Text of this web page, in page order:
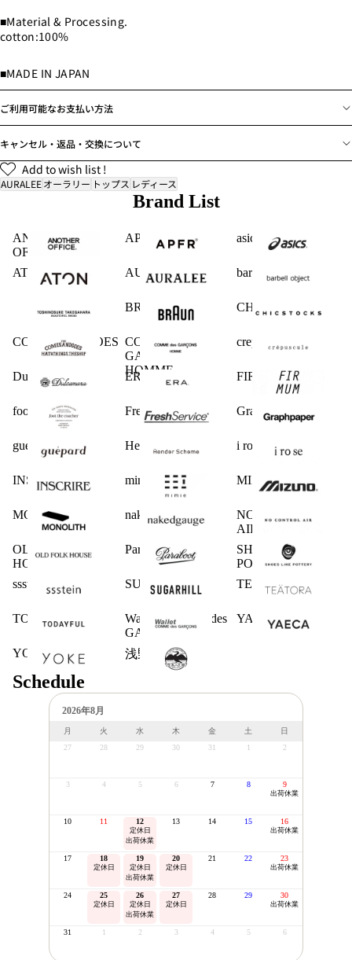
■Material & Processing.
cotton:100%
■MADE IN JAPAN
ご利用可能なお支払い方法
キャンセル・返品・交換について
Add to wish list !
AURALEEオーラリー トップス レディース
Brand List
ANOTHER
OFFICE
APFR asics
ATON AURALEE barbell object
BRAUN CHICSTOCKS
COMESANDGOES COMME des
GARCONS
HOMME
crepuscule
Dulcamara ERA. FIRMUM
foot the coacher FreshService Graphpaper
guepard Hender Scheme i ro se
INSCRIRE mimie MIZUNO
MONOLITH nakedgauge
NO CONTROL
AIR
OLD FOLK
HOUSE
Paraboot
SHOES LIKE
POTTERY
ssstein
SUGARHILL TEATORA
TODAYFUL
Wallet COMME des
GARCONS
YAECA
YOKE 浅野商店
Schedule
2026年8月
月 火 水 木 金 土
日
27
28 29 30 31 1 2
3 4 5 6 7 8 9
出荷休業
10 11 12
定休日
出荷休業
13 14 15 16
出荷休業
17 18
定休日
19
定休日
出荷休業
20
定休日
21 22 23
出荷休業
24 25
定休日
26
定休日
出荷休業
27
定休日
28 29 30
出荷休業
31 1 2 3 4 5 6